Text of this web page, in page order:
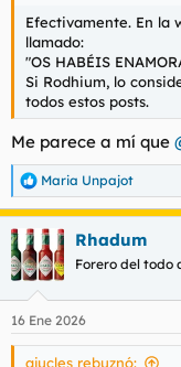
Efectivamente. En la
llamado:
"OS HABÉIS
Si Rodhium, lo
todos estos posts.
Me parece a mí que
R
e
a
c
i
e
s
Maria Unpajot
Rhadum
Forero del todo
16 Ene 2026
ajucles rebuznó: